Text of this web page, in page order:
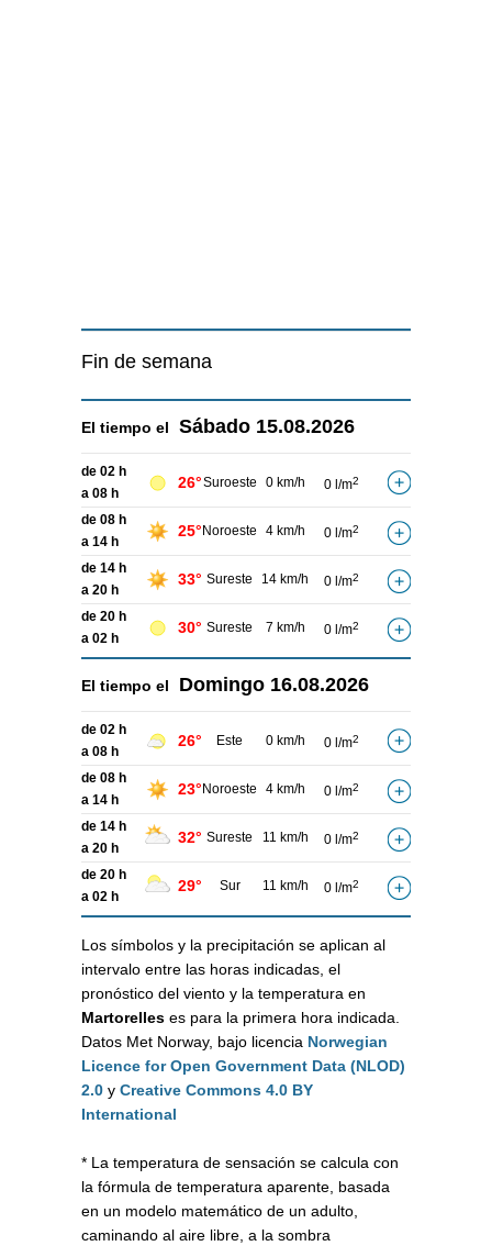
Fin de semana
El tiempo el Sábado 15.08.2026
de 02 h
a 08 h
26°Suroeste 0 km/h 0 l/m2
de 08 h
a 14 h
25° Noroeste 4 km/h 0 l/m2
de 14 h
a 20 h
33° Sureste 14 km/h 0 l/m2
de 20 h
a 02 h
30° Sureste 7 km/h 0 l/m2
El tiempo el Domingo 16.08.2026
de 02 h
a 08 h
26° Este 0 km/h 0 l/m2
de 08 h
a 14 h
23° Noroeste 4 km/h 0 l/m2
de 14 h
a 20 h
32° Sureste 11 km/h 0 l/m2
de 20 h
a 02 h
29° Sur 11 km/h 0 l/m2
Los símbolos y la precipitación se aplican al
intervalo entre las horas indicadas, el
pronóstico del viento y la temperatura en
Martorelles es para la primera hora indicada.
Datos Met Norway, bajo licencia Norwegian
Licence for Open Government Data (NLOD)
2.0 y Creative Commons 4.0 BY
International
* La temperatura de sensación se calcula con
la fórmula de temperatura aparente, basada
en un modelo matemático de un adulto,
caminando al aire libre, a la sombra